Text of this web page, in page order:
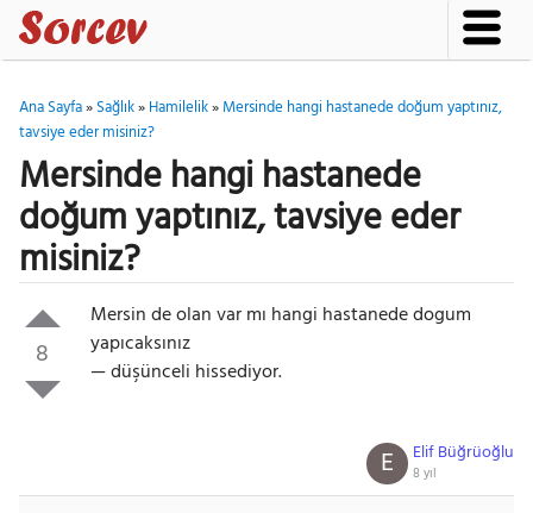
Ana Sayfa»Sağlık»Hamilelik»Mersinde hangi hastanede doğum yaptınız,
tavsiye eder misiniz?
Mersinde hangi hastanede
doğum yaptınız, tavsiye eder
misiniz?
8
Mersin de olan var mı hangi hastanede dogum
yapıcaksınız
— düşünceli hissediyor.
Elif Büğrüoğlu
8 yıl
E